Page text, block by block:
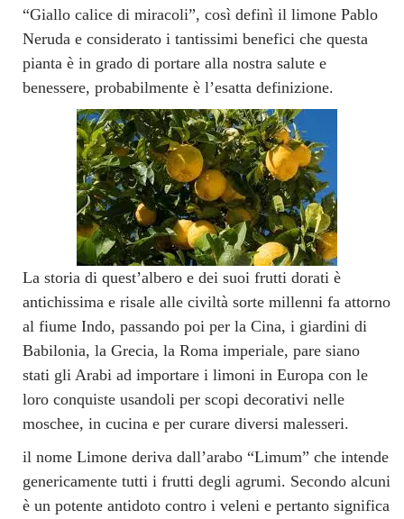
“Giallo calice di miracoli”, così definì il limone Pablo
Neruda e considerato i tantissimi benefici che questa
pianta è in grado di portare alla nostra salute e
benessere, probabilmente è l’esatta definizione.
La storia di quest’albero e dei suoi frutti dorati è
antichissima e risale alle civiltà sorte millenni fa attorno
al fiume Indo, passando poi per la Cina, i giardini di
Babilonia, la Grecia, la Roma imperiale, pare siano
stati gli Arabi ad importare i limoni in Europa con le
loro conquiste usandoli per scopi decorativi nelle
moschee, in cucina e per curare diversi malesseri.
il nome Limone deriva dall’arabo “Limum” che intende
genericamente tutti i frutti degli agrumi. Secondo alcuni
è un potente antidoto contro i veleni e pertanto significa